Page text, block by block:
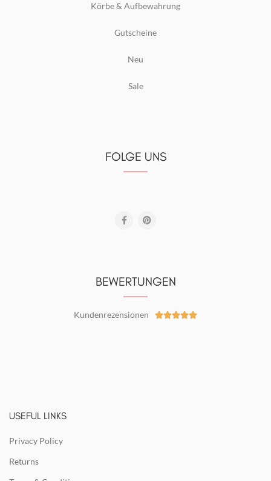
Körbe & Aufbewahrung
Gutscheine
Neu
Sale
FOLGE UNS
BEWERTUNGEN
Kundenrezensionen 
USEFUL LINKS
Privacy Policy
Returns